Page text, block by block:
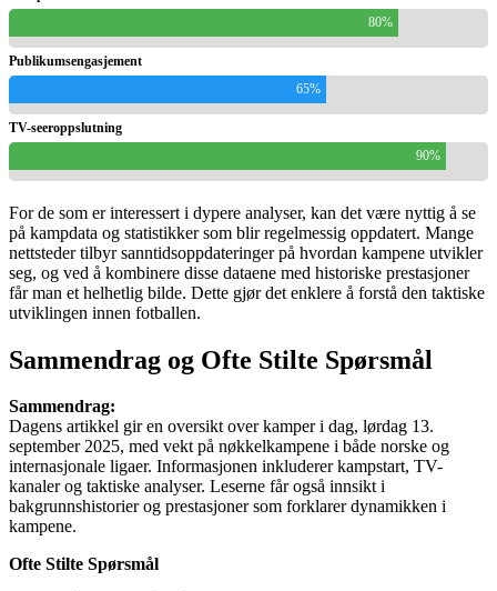
80%
Publikumsengasjement
65%
TV-seeroppslutning
90%
For de som er interessert i dypere analyser, kan det være nyttig å se
på kampdata og statistikker som blir regelmessig oppdatert. Mange
nettsteder tilbyr sanntidsoppdateringer på hvordan kampene utvikler
seg, og ved å kombinere disse dataene med historiske prestasjoner
får man et helhetlig bilde. Dette gjør det enklere å forstå den taktiske
utviklingen innen fotballen.
Sammendrag og Ofte Stilte Spørsmål
Sammendrag:
Dagens artikkel gir en oversikt over kamper i dag, lørdag 13.
september 2025, med vekt på nøkkelkampene i både norske og
internasjonale ligaer. Informasjonen inkluderer kampstart, TV-
kanaler og taktiske analyser. Leserne får også innsikt i
bakgrunnshistorier og prestasjoner som forklarer dynamikken i
kampene.
Ofte Stilte Spørsmål